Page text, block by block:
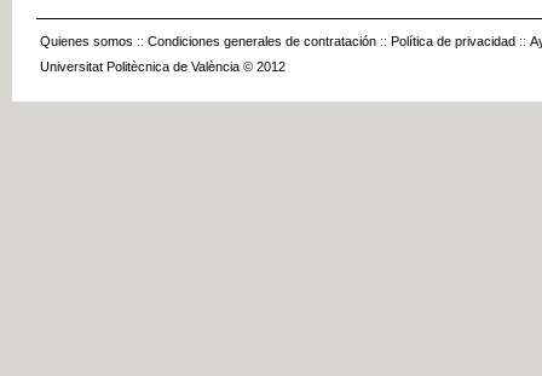
Quienes somos :: Condiciones generales de contratación :: Política de privacidad ::
Universitat Politècnica de València © 2012